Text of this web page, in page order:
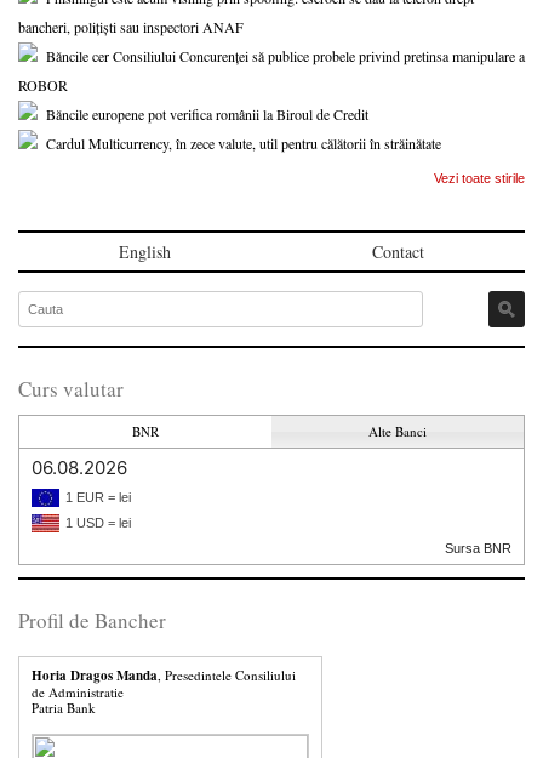
bancheri, polițiști sau inspectori ANAF
Băncile cer Consiliului Concurenței să publice probele privind pretinsa manipulare a
ROBOR
Băncile europene pot verifica românii la Biroul de Credit
Cardul Multicurrency, în zece valute, util pentru călătorii în străinătate
Vezi toate stirile
English Contact
Curs valutar
BNR Alte Banci
06.08.2026
1 EUR = lei
1 USD = lei
Sursa BNR
Profil de Bancher
Horia Dragos Manda, Presedintele Consiliului
de Administratie
Patria Bank